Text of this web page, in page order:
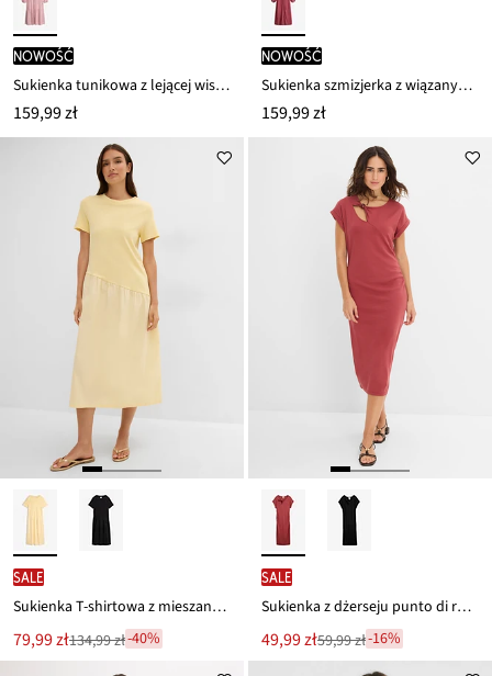
nowość
Sukienka tunikowa z lejącej wiskozy
159,99 zł
nowość
Sukienka szmizjerka z wiązanym paskiem
159,99 zł
SALE
Sukienka T-shirtowa z mieszanki materiałów
Nowa
cena
79,99 zł
Przeceniono
134,99 zł-40%
SALE
Sukienka z dżerseju punto di roma
Nowa
cena
49,99 zł
Przeceniono
59,99 zł-16%